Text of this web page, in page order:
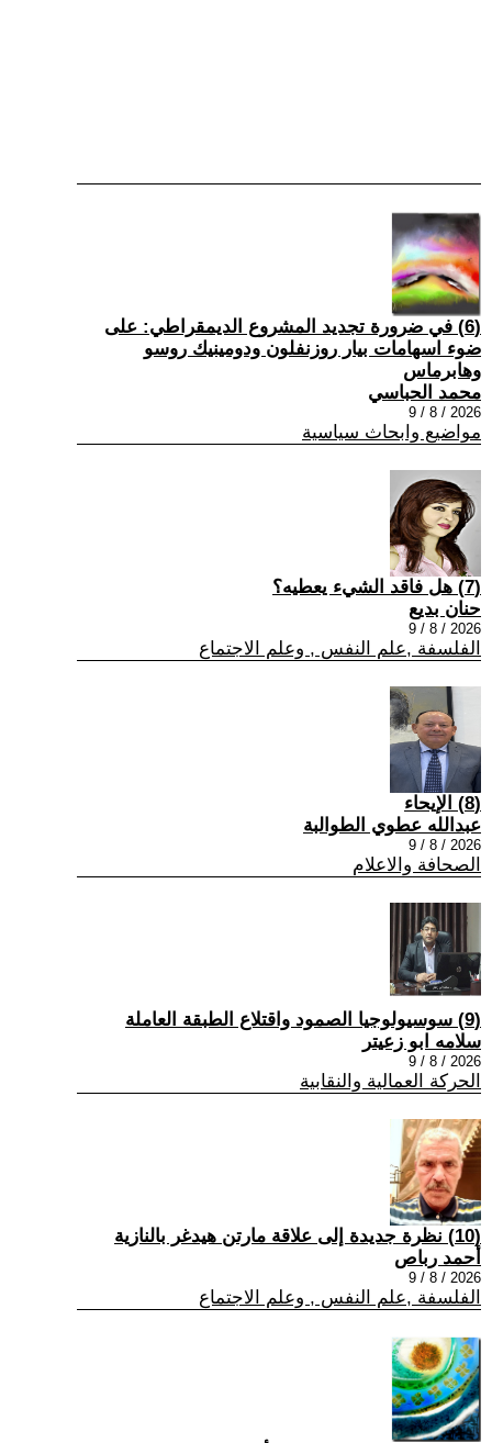
(6) في ضرورة تجديد المشروع الديمقراطي: على
ضوء اسهامات بيار روزنفلون ودومينيك روسو
وهابرماس
محمد الحباسي
2026 / 8 / 9
مواضيع وابحاث سياسية
(7) هل فاقد الشيء يعطيه؟
حنان بديع
2026 / 8 / 9
الفلسفة ,علم النفس , وعلم الاجتماع
(8) الإيحاء
عبدالله عطوي الطوالبة
2026 / 8 / 9
الصحافة والاعلام
(9) سوسيولوجيا الصمود واقتلاع الطبقة العاملة
سلامه ابو زعيتر
2026 / 8 / 9
الحركة العمالية والنقابية
(10) نظرة جديدة إلى علاقة مارتن هيدغر بالنازية
أحمد رباص
2026 / 8 / 9
الفلسفة ,علم النفس , وعلم الاجتماع